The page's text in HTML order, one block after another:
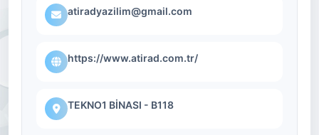
atiradyazilim@gmail.com
https://www.atirad.com.tr/
TEKNO1 BİNASI - B118